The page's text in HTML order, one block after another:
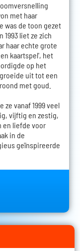
met haar
was de toon gezet
1993 liet ze zich
haar echte grote
kaartspel', het
op het
uit tot een
met goud.
ze vanaf 1999 veel
vijftig en zestig,
en liefde voor
in de
geïnspireerde